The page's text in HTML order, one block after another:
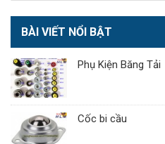
BÀI VIẾT NỔI BẬT
Phụ Kiện Băng Tải
Cốc bi cầu